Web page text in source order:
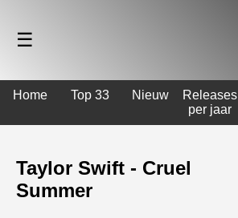
☰
Home Top 33 Nieuw
Releases
per jaar
Taylor Swift - Cruel
Summer